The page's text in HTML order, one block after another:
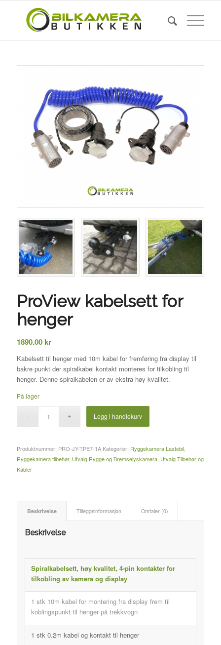
ProView kabelsett for
henger
1890.00kr
Kabelsett til henger med 10m kabel for fremføring fra display til
bakre punkt der spiralkabel kontakt monteres for tilkobling til
henger. Denne spiralkabelen er av ekstra høy kvalitet.
På lager
Legg i handlekurv
Produktnummer: PRO-JY-TPE7-1A Kategorier: Ryggekamera Lastebil,
Ryggekamera tilbehør, Utvalg Rygge og Bremselyskamera, Utvalg Tilbehør og
Kabler
Beskrivelse Tilleggsinformasjon Omtaler (0)
Beskrivelse
Spiralkabelsett, høy kvalitet, 4-pin kontakter for
tilkobling av kamera og display
1 stk 10m kabel for montering fra display frem til
koblingspunkt til henger på trekkvogn
1 stk 0.2m kabel og kontakt til henger